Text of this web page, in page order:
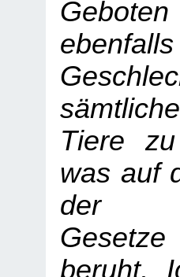
Tiere
was auf
der
beruht,